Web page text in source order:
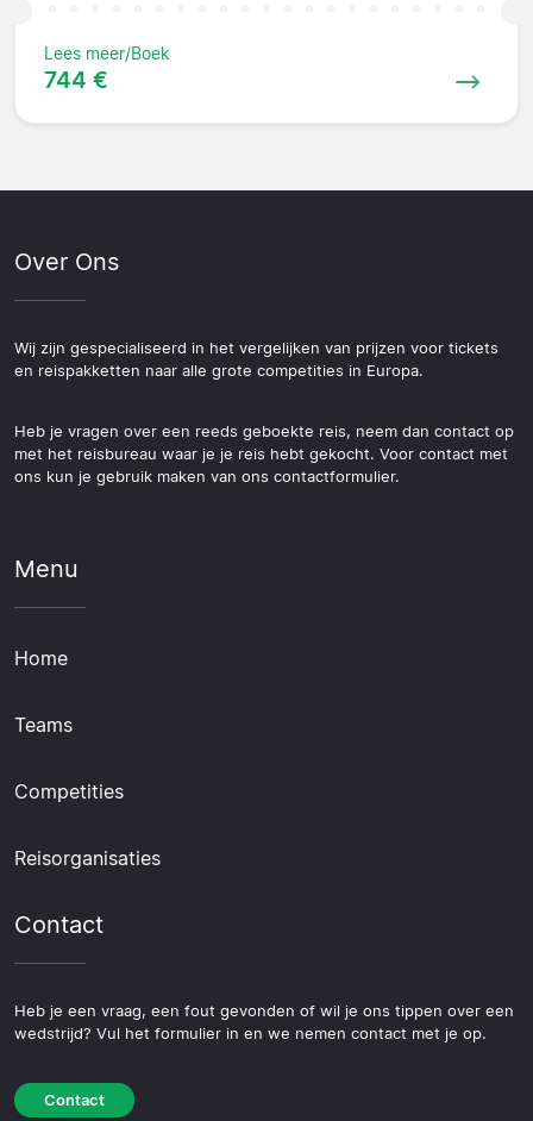
Lees meer/Boek
744 €
Over Ons
Wij zijn gespecialiseerd in het vergelijken van prijzen voor tickets
en reispakketten naar alle grote competities in Europa.
Heb je vragen over een reeds geboekte reis, neem dan contact op
met het reisbureau waar je je reis hebt gekocht. Voor contact met
ons kun je gebruik maken van ons contactformulier.
Menu
Home
Teams
Competities
Reisorganisaties
Contact
Heb je een vraag, een fout gevonden of wil je ons tippen over een
wedstrijd? Vul het formulier in en we nemen contact met je op.
Contact